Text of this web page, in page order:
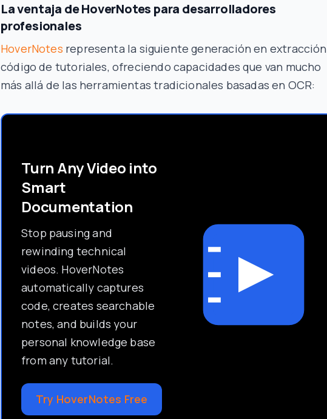
La ventaja de HoverNotes para desarrolladores
profesionales
HoverNotes representa la siguiente generación en
código de tutoriales, ofreciendo capacidades que van mucho
más allá de las herramientas tradicionales basadas en OCR:
Turn Any Video into
Smart
Documentation
Stop pausing and
rewinding technical
videos. HoverNotes
automatically captures
code, creates searchable
notes, and builds your
personal knowledge base
from any tutorial.
Try HoverNotes Free